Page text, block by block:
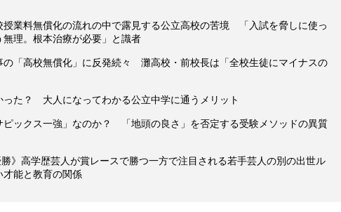
授業料無償化の流れの中で露見する公立高校の苦境 「入試を脅しに使っ
理。根本治療が必要」と識者
の「高校無償化」に反発続々 灘高校・前校長は「全校生徒にマイナスの
った？ 大人になってわかる公立中学に通うメリット
ピックス一強」なのか？ 「地頭の良さ」を否定する受験メソッドの異質
勝》高学歴芸人が賞レースで勝つ一方で注目される若手芸人の別の出世ル
能と教育の関係